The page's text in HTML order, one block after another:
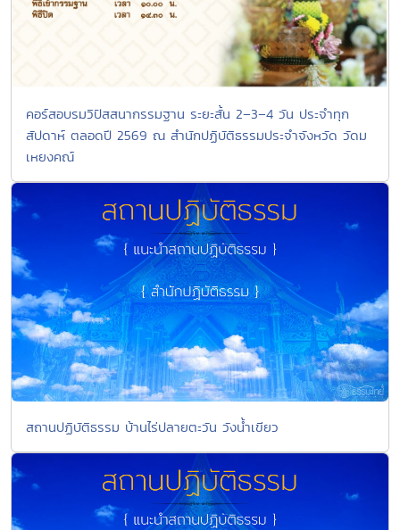
คอร์สอบรมวิปัสสนากรรมฐาน ระยะสั้น 2–3–4 วัน ประจำทุก
สัปดาห์ ตลอดปี 2569 ณ สำนักปฏิบัติธรรมประจำจังหวัด วัดม
เหยงคณ์
สถานปฏิบัติธรรม บ้านไร่ปลายตะวัน วังน้ำเขียว